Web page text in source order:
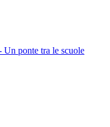
ponte tra le scuole